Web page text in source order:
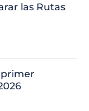
las Rutas
primer